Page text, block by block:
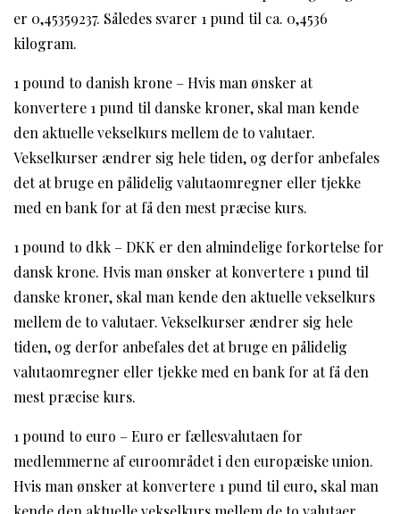
er 0,45359237. Således svarer 1 pund til ca. 0,4536
kilogram.
1 pound to danish krone – Hvis man ønsker at
konvertere 1 pund til danske kroner, skal man kende
den aktuelle vekselkurs mellem de to valutaer.
Vekselkurser ændrer sig hele tiden, og derfor anbefales
det at bruge en pålidelig valutaomregner eller tjekke
med en bank for at få den mest præcise kurs.
1 pound to dkk – DKK er den almindelige forkortelse for
dansk krone. Hvis man ønsker at konvertere 1 pund til
danske kroner, skal man kende den aktuelle vekselkurs
mellem de to valutaer. Vekselkurser ændrer sig hele
tiden, og derfor anbefales det at bruge en pålidelig
valutaomregner eller tjekke med en bank for at få den
mest præcise kurs.
1 pound to euro – Euro er fællesvalutaen for
medlemmerne af euroområdet i den europæiske union.
Hvis man ønsker at konvertere 1 pund til euro, skal man